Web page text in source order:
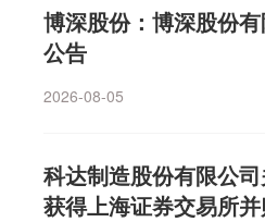
博深股份：博深股份
公告
2026-08-05
科达制造股份有限公
获得上海证券交易所